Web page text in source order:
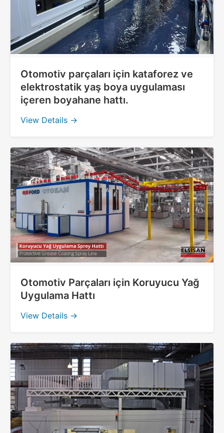
Otomotiv parçaları için kataforez ve
elektrostatik yaş boya uygulaması
içeren boyahane hattı.
View Details →
Otomotiv Parçaları için Koruyucu Yağ
Uygulama Hattı
View Details →